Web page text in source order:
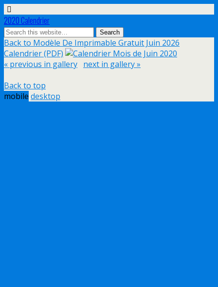
2020 Calendrier
Back to Modèle De Imprimable Gratuit Juin 2026
Calendrier (PDF)
« previous in gallery next in gallery »
Back to top
mobile desktop